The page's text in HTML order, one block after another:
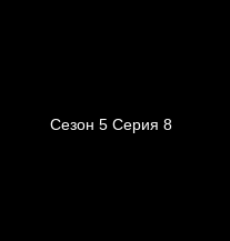
Сезон 5 Серия 8